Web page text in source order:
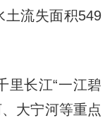
土流失面积549
长江“一江碧
大宁河等重点